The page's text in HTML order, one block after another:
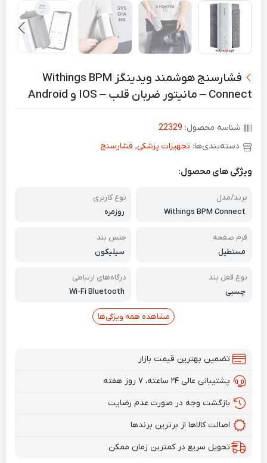
فشارسنج هوشمند ویدینگز Withings BPM
Connect – مانیتور ضربان قلب – IOS و Android
شناسه محصول: 22329
دسته‌بندی‌ها: تجهیزات پزشکی, فشارسنج
ویژگی های محصول:
برند/مدل
Withings BPM Connect
نوع کاربری
روزمره
فرم صفحه
مستطیل
جنس بند
سیلیکون
نوع قفل بند
چسبی
درگاه‌های ارتباطی
Wi-Fi Bluetooth
مشاهده همه ویژگی‌ها
تضمین بهترین قیمت بازار
پشتیبانی عالی ۲۴ ساعته، ۷ روز هفته
بازگشت وجه در صورت عدم رضایت
اصالت کالاها از برترین برندها
تحویل سریع در کمترین زمان ممکن